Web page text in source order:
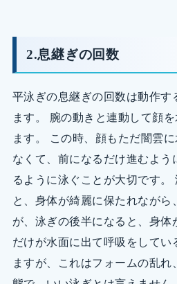
2.息継ぎの回数
平泳ぎの息継ぎの回数は動作す
ます。 腕の動きと連動して顔
ます。 この時、顔もただ闇雲
なくて、前になるだけ進むよう
るように泳ぐことが大切です。
と、身体が綺麗に保たれながら
が、泳ぎの後半になると、身体
だけが水面に出て呼吸をしてい
ますが、これはフォームの乱れ